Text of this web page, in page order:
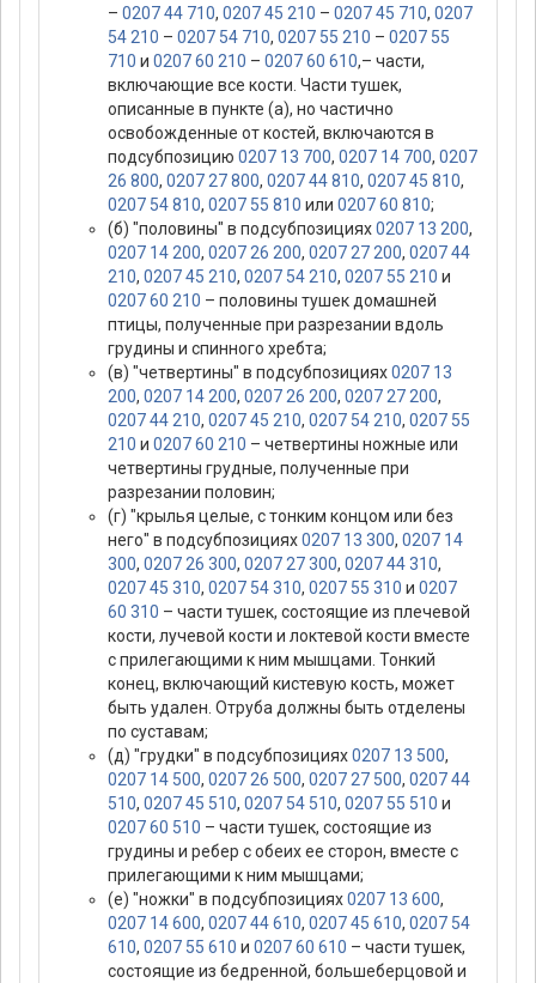
– 0207 44 710, 0207 45 210 – 0207 45 710, 0207
54 210 – 0207 54 710, 0207 55 210 – 0207 55
710 и 0207 60 210 – 0207 60 610,– части,
включающие все кости. Части тушек,
описанные в пункте (а), но частично
освобожденные от костей, включаются в
подсубпозицию 0207 13 700, 0207 14 700, 0207
26 800, 0207 27 800, 0207 44 810, 0207 45 810,
0207 54 810, 0207 55 810 или 0207 60 810;
(б) "половины" в подсубпозициях0207 13 200,
0207 14 200, 0207 26 200, 0207 27 200, 0207 44
210, 0207 45 210, 0207 54 210, 0207 55 210 и
0207 60 210 – половины тушек домашней
птицы, полученные при разрезании вдоль
грудины и спинного хребта;
(в) "четвертины" в подсубпозициях0207 13
200, 0207 14 200, 0207 26 200, 0207 27 200,
0207 44 210, 0207 45 210, 0207 54 210, 0207 55
210 и 0207 60 210 – четвертины ножные или
четвертины грудные, полученные при
разрезании половин;
(г) "крылья целые, с тонким концом или без
него" в подсубпозициях0207 13 300, 0207 14
300, 0207 26 300, 0207 27 300, 0207 44 310,
0207 45 310, 0207 54 310, 0207 55 310 и 0207
60 310 – части тушек, состоящие из плечевой
кости, лучевой кости и локтевой кости вместе
с прилегающими к ним мышцами. Тонкий
конец, включающий кистевую кость, может
быть удален. Отруба должны быть отделены
по суставам;
(д) "грудки" в подсубпозициях0207 13 500,
0207 14 500, 0207 26 500, 0207 27 500, 0207 44
510, 0207 45 510, 0207 54 510, 0207 55 510 и
0207 60 510 – части тушек, состоящие из
грудины и ребер с обеих ее сторон, вместе с
прилегающими к ним мышцами;
(е) "ножки" в подсубпозициях0207 13 600,
0207 14 600, 0207 44 610, 0207 45 610, 0207 54
610, 0207 55 610 и 0207 60 610 – части тушек,
состоящие из бедренной, большеберцовой и